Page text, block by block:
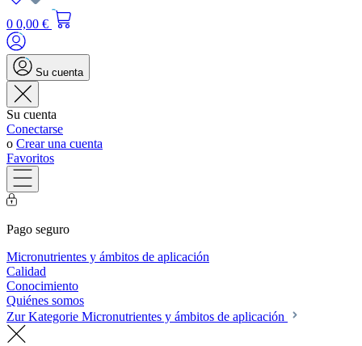
0 0,00 €
Su cuenta
Su cuenta
Conectarse
o Crear una cuenta
Favoritos
Pago seguro
Micronutrientes y ámbitos de aplicación
Calidad
Conocimiento
Quiénes somos
Zur Kategorie Micronutrientes y ámbitos de aplicación